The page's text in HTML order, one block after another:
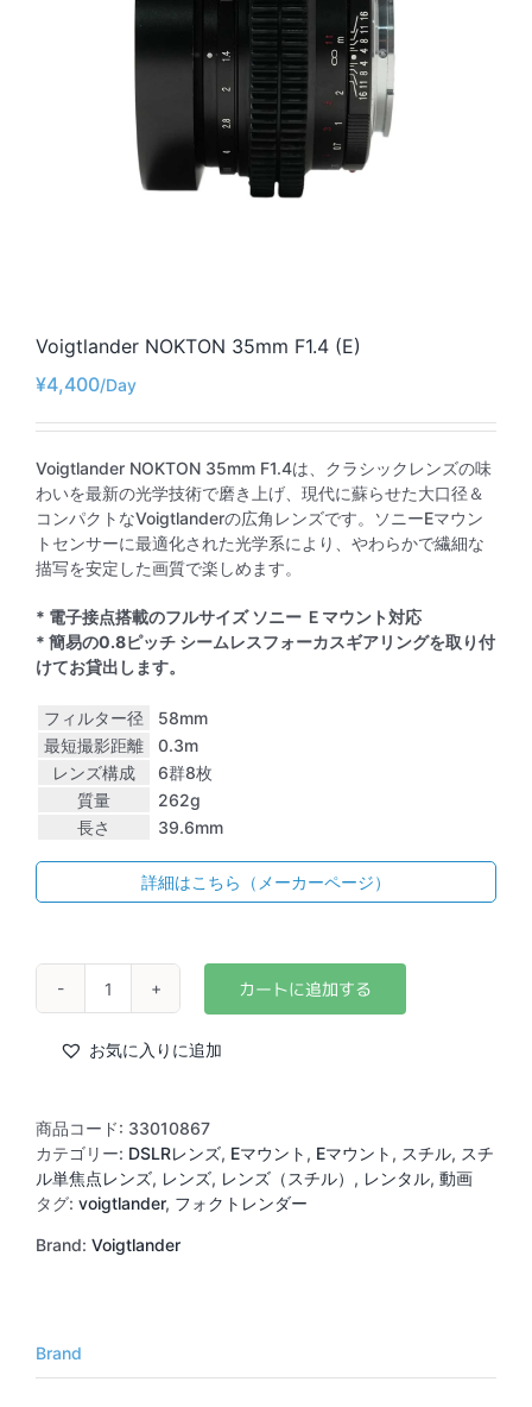
Voigtlander NOKTON 35mm F1.4 (E)
¥4,400
Voigtlander NOKTON 35mm F1.4は、クラシックレンズの味
わいを最新の光学技術で磨き上げ、現代に蘇らせた大口径＆
コンパクトなVoigtlanderの広角レンズです。ソニーEマウン
トセンサーに最適化された光学系により、やわらかで繊細な
描写を安定した画質で楽しめます。
* 電子接点搭載のフルサイズ ソニー Ｅマウント対応
* 簡易の0.8ピッチ シームレスフォーカスギアリングを取り付
けてお貸出します。
フィルター径
58mm
最短撮影距離
0.3m
レンズ構成
6群8枚
質量
262g
長さ
39.6mm
詳細はこちら（メーカーページ）
Voigtlander
35mm
個
お気に入りに追加
商品コード: 33010867
カテゴリー: DSLRレンズ, Eマウント , Eマウント , スチル, スチ
ル単焦点レンズ, レンズ, レンズ（スチル） , レンタル, 動画
タグ: voigtlander, フォクトレンダー
Brand: Voigtlander
Brand